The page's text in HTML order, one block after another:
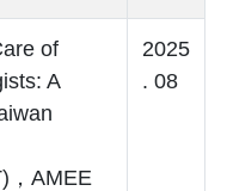
of
A
，AMEE
2025
. 08